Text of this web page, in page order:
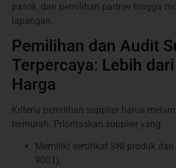
pasok, dari pemilihan partner hingga
lapangan.
Pemilihan dan Audit
Terpercaya: Lebih
Harga
Kriteria pemilihan supplier harus
termurah. Prioritaskan supplier yang:
Memiliki sertifikat SNI produk
9001).